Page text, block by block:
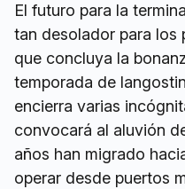
El futuro para la
tan desolador para los
que concluya la
temporada de
encierra varias
convocará al aluvión
años han migrado
operar desde puertos